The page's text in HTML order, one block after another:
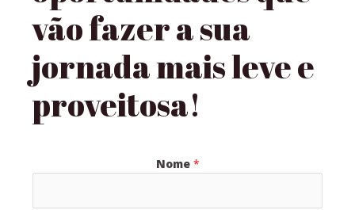
vão fazer a sua
jornada mais leve e
proveitosa!
Nome *